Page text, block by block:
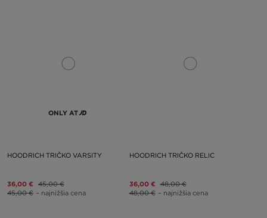
ONLY AT
HOODRICH TRIČKO VARSITY
36,00 € 45,00 €
45,00 € – najnižšia cena
HOODRICH TRIČKO RELIC
36,00 € 48,00 €
48,00 € – najnižšia cena